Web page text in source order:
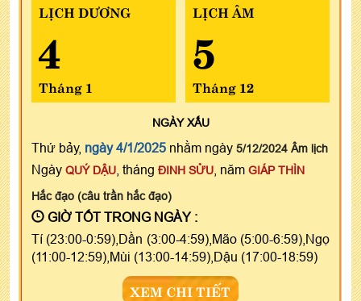
LỊCH DƯƠNG
4
Tháng 1
LỊCH ÂM
5
Tháng 12
NGÀYXẤU
Thứ bảy, ngày 4/1/2025 nhằm ngày 5/12/2024 Âm lịch
Ngày QUÝ DẬU , tháng ĐINH SỬU , năm GIÁP THÌN
Hắc đạo (câu trần hắc đạo)
GIỜ TỐT TRONG NGÀY :
Tí (23:00-0:59),Dần (3:00-4:59),Mão (5:00-6:59),Ngọ
(11:00-12:59),Mùi (13:00-14:59),Dậu (17:00-18:59)
XEM CHI TIẾT